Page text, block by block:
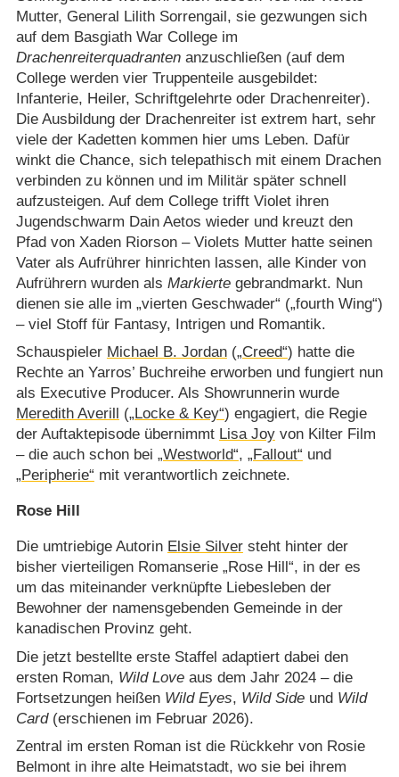
Mutter, General Lilith Sorrengail, sie gezwungen sich
auf dem Basgiath War College im
Drachenreiterquadrantenanzuschließen (auf dem
College werden vier Truppenteile ausgebildet:
Infanterie, Heiler, Schriftgelehrte oder Drachenreiter).
Die Ausbildung der Drachenreiter ist extrem hart, sehr
viele der Kadetten kommen hier ums Leben. Dafür
winkt die Chance, sich telepathisch mit einem Drachen
verbinden zu können und im Militär später schnell
aufzusteigen. Auf dem College trifft Violet ihren
Jugendschwarm Dain Aetos wieder und kreuzt den
Pfad von Xaden Riorson – Violets Mutter hatte seinen
Vater als Aufrührer hinrichten lassen, alle Kinder von
Aufrührern wurden als Markiertegebrandmarkt. Nun
dienen sie alle im „vierten Geschwader“ („fourth Wing“)
– viel Stoff für Fantasy, Intrigen und Romantik.
Schauspieler Michael B. Jordan(„Creed“) hatte die
Rechte an Yarros’ Buchreihe erworben und fungiert nun
als Executive Producer. Als Showrunnerin wurde
Meredith Averill
(„Locke & Key“) engagiert, die Regie
der Auftaktepisode übernimmt Lisa Joyvon Kilter Film
– die auch schon bei „Westworld“, „Fallout“ und
„Peripherie“ mit verantwortlich zeichnete.
Rose Hill
Die umtriebige Autorin Elsie Silversteht hinter der
bisher vierteiligen Romanserie „Rose Hill“, in der es
um das miteinander verknüpfte Liebesleben der
Bewohner der namensgebenden Gemeinde in der
kanadischen Provinz geht.
Die jetzt bestellte erste Staffel adaptiert dabei den
ersten Roman, Wild Loveaus dem Jahr 2024 – die
Fortsetzungen heißen Wild Eyes, Wild Sideund Wild
Card(erschienen im Februar 2026).
Zentral im ersten Roman ist die Rückkehr von Rosie
Belmont in ihre alte Heimatstadt, wo sie bei ihrem